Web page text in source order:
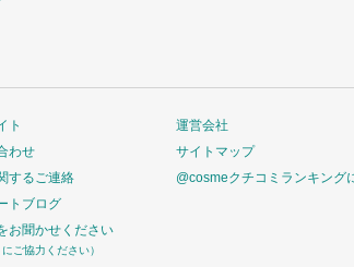
ト
わせ
するご連絡
トブログ
お聞かせください
ご協力ください）
運営会社
サイトマップ
@cosmeクチコミランキング